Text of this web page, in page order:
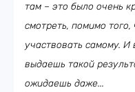
там – это было очень
смотреть, помимо
участвовать самому. И
выдаешь такой
ожидаешь даже...